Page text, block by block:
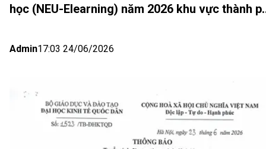
học (NEU-Elearning) năm 2026 khu vực thành
Admin17:03 24/06/2026